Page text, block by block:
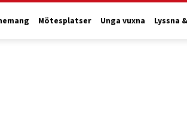
Mötesplatser Unga vuxna Lyssna